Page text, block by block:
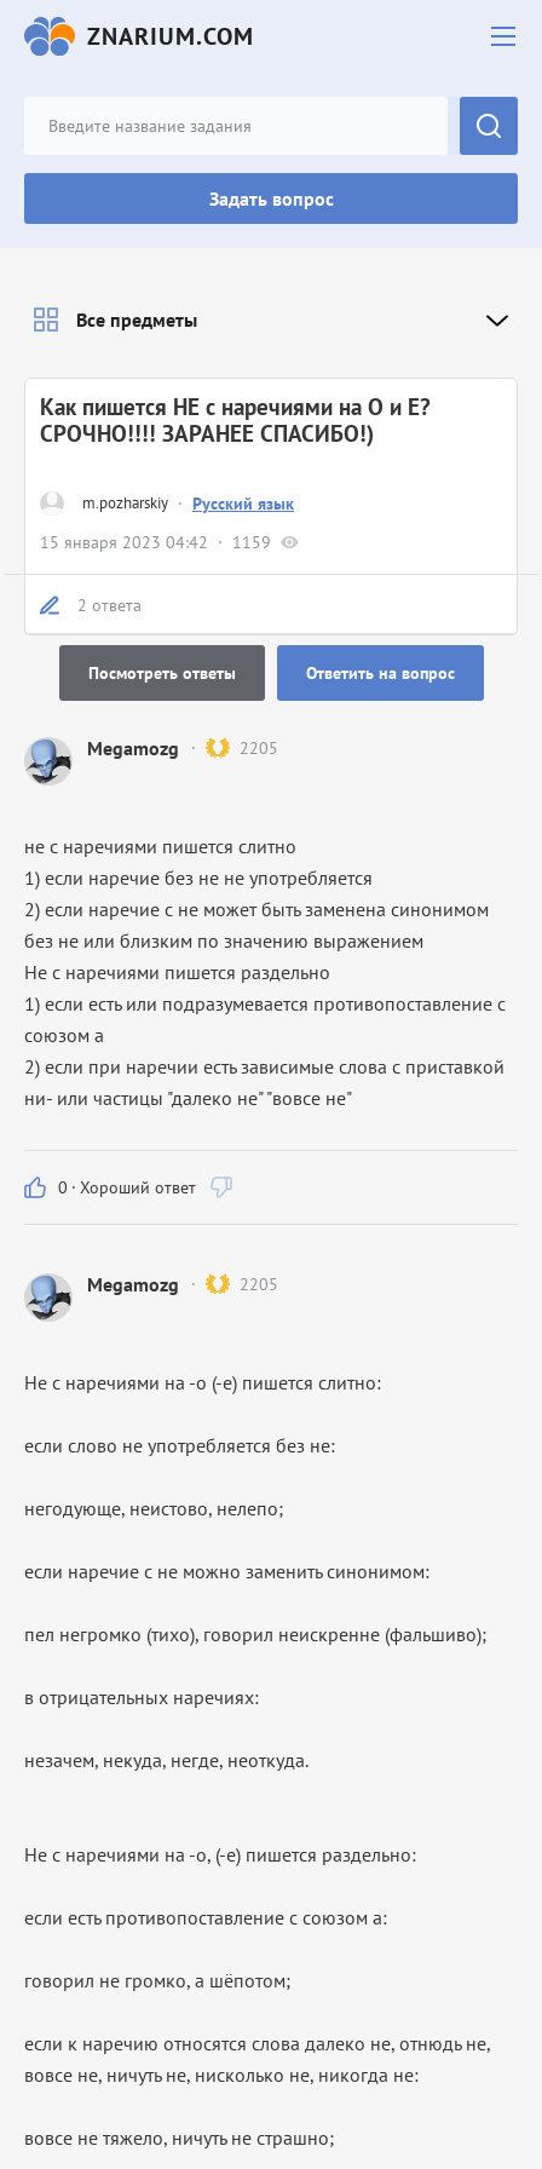
ZNARIUM.COM
Задать вопрос
m.pozharskiy · Русский язык
15 января 2023 04:42
1159
Как пишется НЕ с наречиями на О и Е?
СРОЧНО!!!! ЗАРАНЕЕ СПАСИБО!)
2 ответа
Посмотреть ответы Ответить на вопрос
Megamozg 2205
не с наречиями пишется слитно
1) если наречие без не не употребляется
2) если наречие с не может быть заменена синонимом
без не или близким по значению выражением
Не с наречиями пишется раздельно
1) если есть или подразумевается противопоставление с
союзом а
2) если при наречии есть зависимые слова с приставкой
ни- или частицы "далеко не" "вовсе не"
0 · Хороший ответ
Megamozg 2205
Не с наречиями на -о (-е) пишется слитно:
если слово не употребляется без не:
негодующе, неистово, нелепо;
если наречие с не можно заменить синонимом:
пел негромко (тихо), говорил неискренне (фальшиво);
в отрицательных наречиях:
незачем, некуда, негде, неоткуда.
Не с наречиями на -о, (-е) пишется раздельно:
если есть противопоставление с союзом а:
говорил не громко, а шёпотом;
если к наречию относятся слова далеко не, отнюдь не,
вовсе не, ничуть не, нисколько не, никогда не:
вовсе не тяжело, ничуть не страшно;
Все предметы